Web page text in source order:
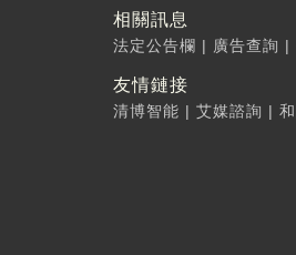
相關訊息
法定公告欄 | 廣告查詢 |
友情鏈接
清博智能 | 艾媒諮詢 |